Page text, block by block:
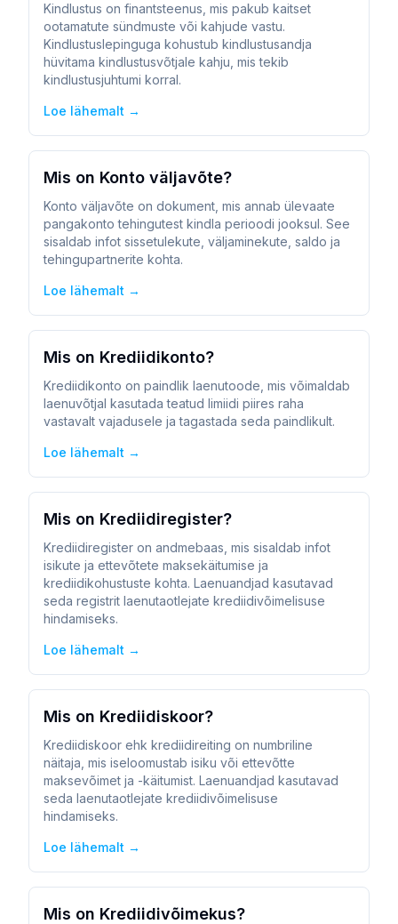
Kindlustus on finantsteenus, mis pakub kaitset
ootamatute sündmuste või kahjude vastu.
Kindlustuslepinguga kohustub kindlustusandja
hüvitama kindlustusvõtjale kahju, mis tekib
kindlustusjuhtumi korral.
Loe lähemalt →
Mis on Konto väljavõte?
Konto väljavõte on dokument, mis annab ülevaate
pangakonto tehingutest kindla perioodi jooksul. See
sisaldab infot sissetulekute, väljaminekute, saldo ja
tehingupartnerite kohta.
Loe lähemalt →
Mis on Krediidikonto?
Krediidikonto on paindlik laenutoode, mis võimaldab
laenuvõtjal kasutada teatud limiidi piires raha
vastavalt vajadusele ja tagastada seda paindlikult.
Loe lähemalt →
Mis on Krediidiregister?
Krediidiregister on andmebaas, mis sisaldab infot
isikute ja ettevõtete maksekäitumise ja
krediidikohustuste kohta. Laenuandjad kasutavad
seda registrit laenutaotlejate krediidivõimelisuse
hindamiseks.
Loe lähemalt →
Mis on Krediidiskoor?
Krediidiskoor ehk krediidireiting on numbriline
näitaja, mis iseloomustab isiku või ettevõtte
maksevõimet ja -käitumist. Laenuandjad kasutavad
seda laenutaotlejate krediidivõimelisuse
hindamiseks.
Loe lähemalt →
Mis on Krediidivõimekus?